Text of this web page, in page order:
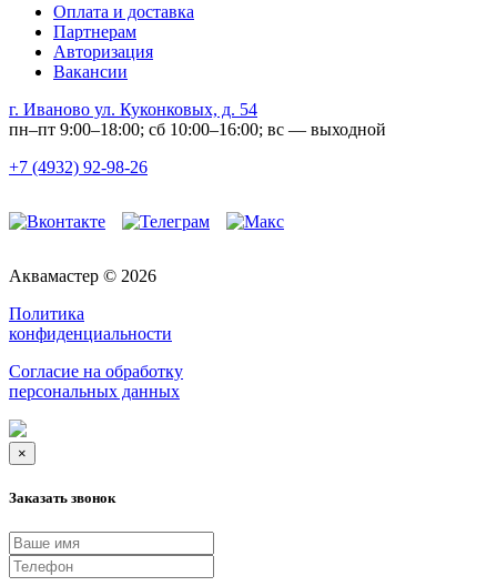
Оплата и доставка
Партнерам
Авторизация
Вакансии
г. Иваново ул. Куконковых, д. 54
пн–пт 9:00–18:00; сб 10:00–16:00; вс — выходной
+7 (4932) 92-98-26
Аквамастер © 2026
Политика
конфиденциальности
Согласие на обработку
персональных данных
×
Заказать звонок